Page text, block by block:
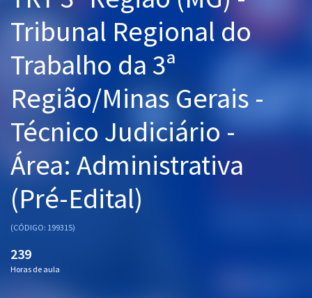
Graduação
Mentorias
Questões grátis
Conteúdo gratuito
Blog
Aprovados
Atendimento
Tribunal Regional do
Trabalho da 3ª
Região/Minas Gerais -
Técnico Judiciário -
Área: Administrativa
(Pré-Edital)
(CÓDIGO: 199315)
239
Horas de aula